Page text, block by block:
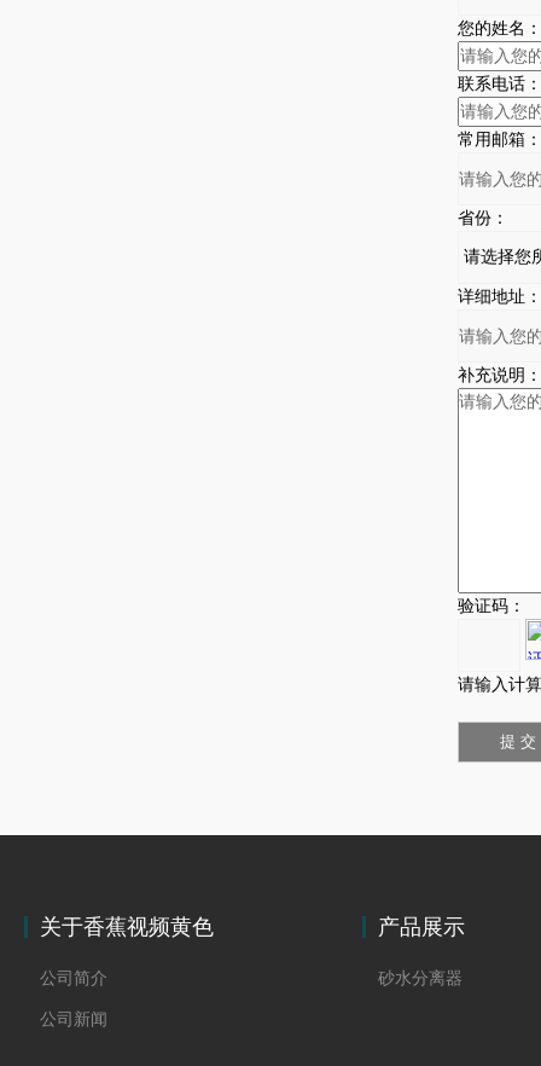
您的姓名：
联系电话：
常用邮箱：
省份：
详细地址：
补充说明：
验证码：
请输入计
关于香蕉视频黄色
公司简介
公司新闻
产品展示
砂水分离器